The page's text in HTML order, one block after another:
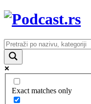
Exact matches only